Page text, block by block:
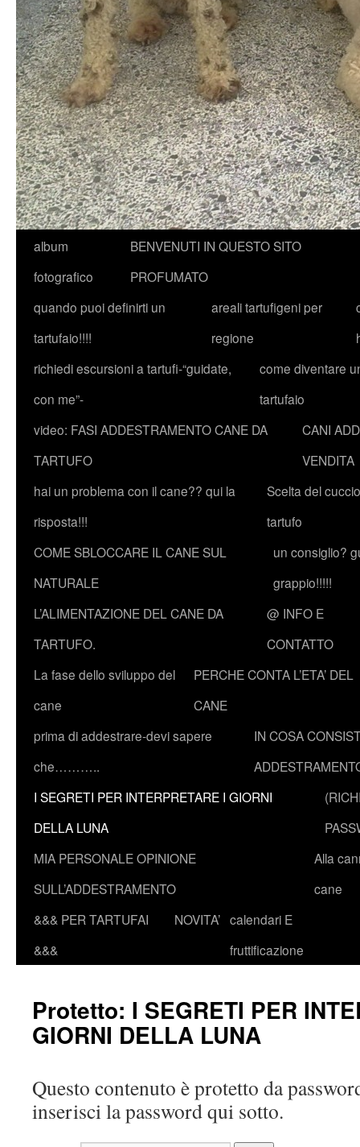
album
fotografico
BENVENUTI IN QUESTO SITO
PROFUMATO
quando puoi definirti un
tartufaio!!!!
areali tartufigeni per
regione
richiedi escursioni a tartufi-“guidate,
con me”-
come diventare
tartufaio
video: FASI ADDESTRAMENTO CANE DA
TARTUFO
CANI
VENDITA
hai un problema con il cane?? qui la
risposta!!!
Scelta del
tartufo
COME SBLOCCARE IL CANE SUL
NATURALE
un consiglio?
grappio!!!!!
L’ALIMENTAZIONE DEL CANE DA
TARTUFO.
@ INFO E
CONTATTO
La fase dello sviluppo del
cane
PERCHE CONTA L’ETA’ DEL
CANE
prima di addestrare-devi sapere
che………..
IN COSA
I SEGRETI PER INTERPRETARE I GIORNI
DELLA LUNA
MIA PERSONALE OPINIONE
SULL’ADDESTRAMENTO
Alla
cane
&&& PER TARTUFAI
&&&
NOVITA’ calendari E
fruttificazione
Protetto: I SEGRETI PER
GIORNI DELLA LUNA
Questo contenuto è protetto da
inserisci la password qui sotto.